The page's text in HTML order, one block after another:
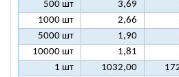
500 шт
3,69
1000 шт
2,66
5000 шт
1,90
10000 шт
1,81
1 шт
1032,00